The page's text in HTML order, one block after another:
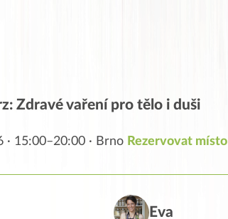
Zdravé vaření pro tělo i duši
· 15:00–20:00 · Brno Rezervovat místo
Eva